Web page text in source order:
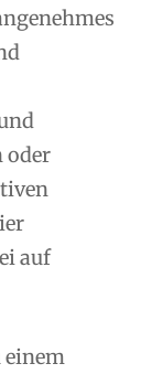
oder
auf
einem